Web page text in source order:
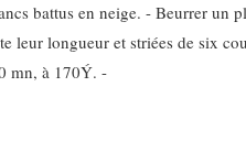
battus en neige. - Beurrer un
leur longueur et striées de six
mn, à 170Ý. -